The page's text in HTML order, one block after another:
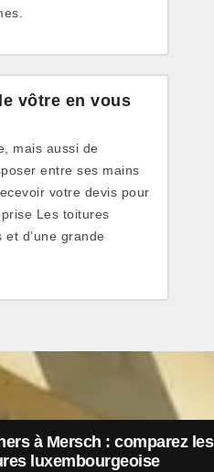
vôtre en vous
mais aussi de
entre ses mains
votre devis pour
Les toitures
d’une grande
à Mersch : comparez les
luxembourgeoise